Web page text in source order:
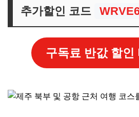
추가할인 코드
구독료 반값 할인